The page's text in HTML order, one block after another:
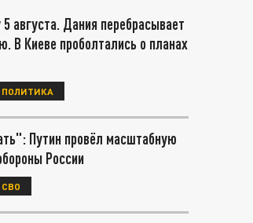
5 августа. Дания перебрасывает
В Киеве проболтались о планах
ПОЛИТИКА
Путин провёл масштабную
России
СВО